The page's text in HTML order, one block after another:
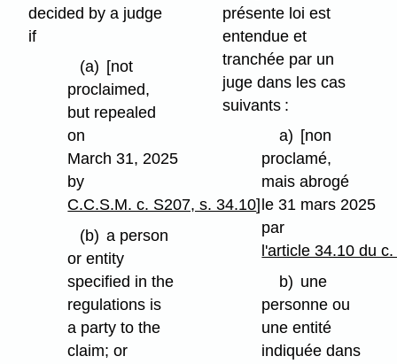
decided by a judge
if
(a) [not
proclaimed,
but repealed
on
March 31, 2025
by
C.C.S.M. c. S207, s. 34.10]
(b) a person
or entity
specified in the
regulations is
a party to the
claim; or
présente loi est
entendue et
tranchée par un
juge dans les cas
suivants :
a) [non
proclamé,
mais abrogé
le 31 mars 2025
par
l'article 34.10 du
b) une
personne ou
une entité
indiquée dans